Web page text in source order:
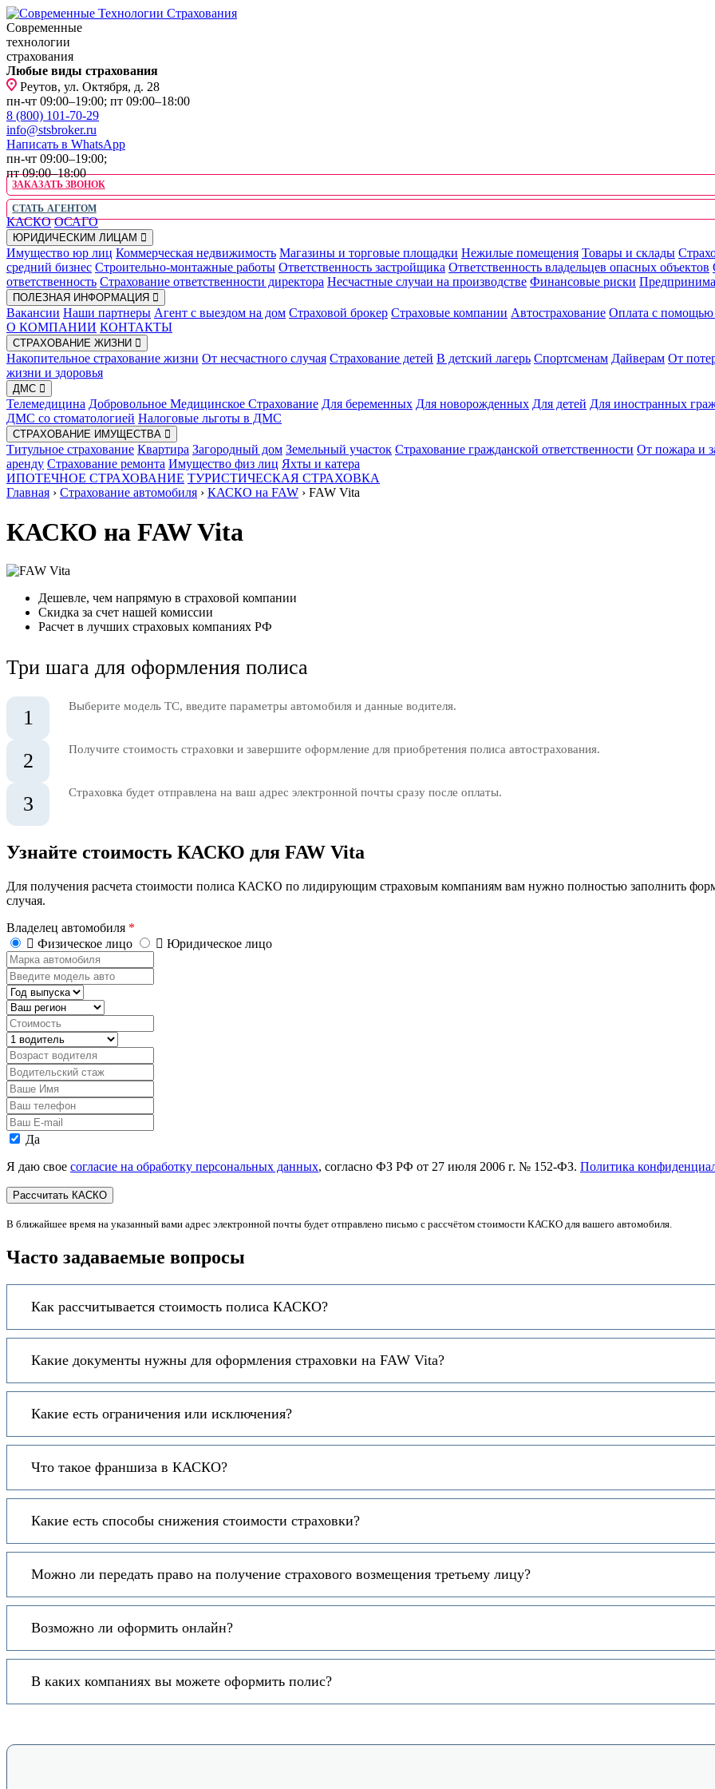
Современные
технологии
страхования
Любые виды страхования
Реутов, ул. Октября, д. 28
пн-чт 09:00–19:00; пт 09:00–18:00
8 (800) 101-70-29
info@stsbroker.ru
Написать в WhatsApp
пн-чт 09:00–19:00;
пт 09:00–18:00
ЗАКАЗАТЬ ЗВОНОК
СТАТЬ АГЕНТОМ
КАСКО ОСАГО
ЮРИДИЧЕСКИМ ЛИЦАМ
Имущество юр лиц Коммерческая недвижимость Магазины и торговые площадки Нежилые помещения Товары и склады
средний бизнес Строительно-монтажные работы Ответственность застройщика Ответственность владельцев опасных объектов
ответственность Страхование ответственности директора Несчастные случаи на производстве Финансовые риски
ПОЛЕЗНАЯ ИНФОРМАЦИЯ
Вакансии Наши партнеры Агент с выездом на дом Страховой брокер Страховые компании Автострахование Оплата с
О КОМПАНИИ КОНТАКТЫ
СТРАХОВАНИЕ ЖИЗНИ
Накопительное страхование жизни От несчастного случая Страхование детей В детский лагерь Спортсменам Дайверам От
жизни и здоровья
ДМС
Телемедицина Добровольное Медицинское Страхование Для беременных Для новорожденных Для детей Для иностранных
ДМС со стоматологией Налоговые льготы в ДМС
СТРАХОВАНИЕ ИМУЩЕСТВА
Титульное страхование Квартира Загородный дом Земельный участок Страхование гражданской ответственности От пожара и
аренду Страхование ремонта Имущество физ лиц Яхты и катера
ИПОТЕЧНОЕ СТРАХОВАНИЕ ТУРИСТИЧЕСКАЯ СТРАХОВКА
Главная › Страхование автомобиля › КАСКО на FAW › FAW Vita
КАСКО на FAW Vita
Дешевле, чем напрямую в страховой компании
Скидка за счет нашей комиссии
Расчет в лучших страховых компаниях РФ
Три шага для оформления полиса
1 Выберите модель ТС, введите параметры автомобиля и данные водителя.
2 Получите стоимость страховки и завершите оформление для приобретения полиса автострахования.
3 Страховка будет отправлена на ваш адрес электронной почты сразу после оплаты.
Узнайте стоимость КАСКО для FAW Vita
Для получения расчета стоимости полиса КАСКО по лидирующим страховым компаниям вам нужно полностью заполнить
случая.
Владелец автомобиля *
Физическое лицо
Юридическое лицо
Марка
автомобиля
Введите
модель
авто
Год
выпуска
Регион
Стоимость,
руб.
Водитель
Возраст
водителя
Водительский
стаж
Ваше
Имя
Ваш
телефон
Ваш
E-
mail
Персональные
Да
Я даю свое согласие на обработку персональных данных, согласно ФЗ РФ от 27 июля 2006 г. № 152-ФЗ. Политика
В ближайшее время на указанный вами адрес электронной почты будет отправлено письмо с рассчётом стоимости КАСКО для вашего автомобиля.
Часто задаваемые вопросы
Как рассчитывается стоимость полиса КАСКО?
Какие документы нужны для оформления страховки на FAW Vita?
Какие есть ограничения или исключения?
Что такое франшиза в КАСКО?
Какие есть способы снижения стоимости страховки?
Можно ли передать право на получение страхового возмещения третьему лицу?
Возможно ли оформить онлайн?
В каких компаниях вы можете оформить полис?